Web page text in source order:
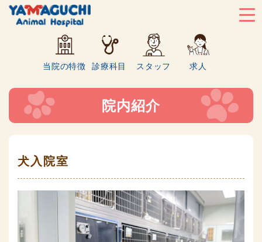
当院の特徴 診療科目 スタッフ 求人
院内紹介
犬入院室